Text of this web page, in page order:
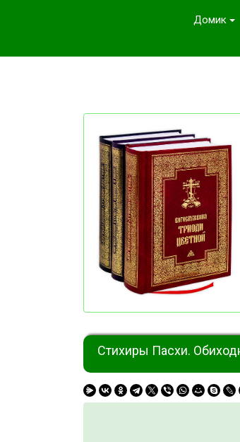
Домик
Стихиры Пасхи.